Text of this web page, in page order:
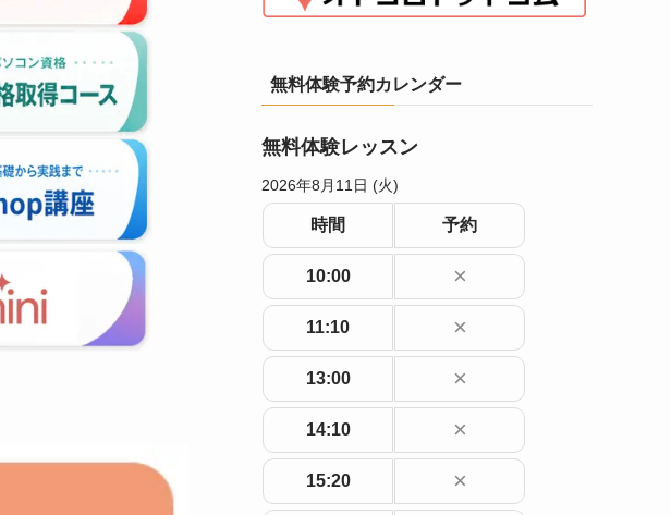
無料体験予約カレンダー
無料体験レッスン
2026年8月11日 (火)
時間 予約
10:00 ×
11:10 ×
13:00 ×
14:10 ×
15:20 ×